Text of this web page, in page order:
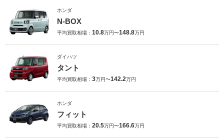
ホンダ
N-BOX
平均買取相場： 10.8万円〜148.8万円
ダイハツ
タント
平均買取相場： 3万円〜142.2万円
ホンダ
フィット
平均買取相場： 20.5万円〜166.6万円